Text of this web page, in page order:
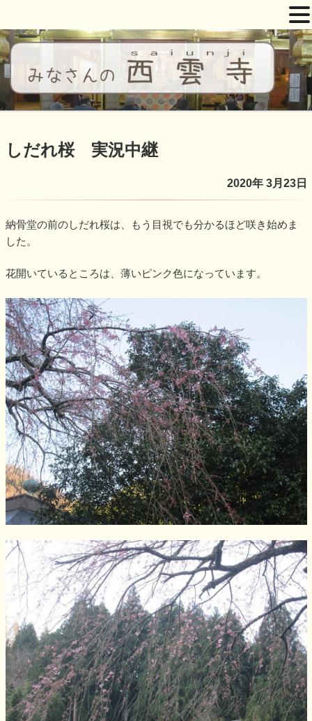
コ
ン
テ
ツ
キ
西雲寺
しだれ桜となんまんだぶつ
しだれ桜 実況中継
2020年 3月23日
納骨堂の前のしだれ桜は、もう目視でも分かるほど咲き始めま
した。
花開いているところは、薄いピンク色になっています。